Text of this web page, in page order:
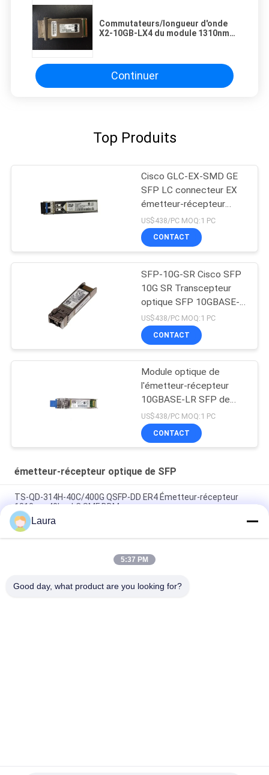
Commutateurs/longueur d'onde
X2-10GB-LX4 du module 1310nm
Continuer
Top Produits
Cisco GLC-EX-SMD GE
SFP LC connecteur EX
émetteur-récepteur
nouveau Original
US$438/PC MOQ:1 PC
CONTACT
SFP-10G-SR Cisco SFP
10G SR Transcepteur
optique SFP 10GBASE-
SR Module SFP
US$438/PC MOQ:1 PC
CONTACT
Module optique de
l'émetteur-récepteur
10GBASE-LR SFP de
SFP 10G LR SFP
US$438/PC MOQ:1 PC
CONTACT
émetteur-récepteur optique de SFP
TS-QD-314H-40C/400G QSFP-DD ER4 Émetteur-récepteur
1310nm 40km LC SMF DDM
SFP-10G-LR-C, module optique Huawei SFP+, 10G, 1310 nm, 10
km, LC
SFP-10G-SR, émetteur-récepteur Cisco SFP+, 10 Gbit/s/850
Laura
5:37 PM
Good day, what product are you looking for?